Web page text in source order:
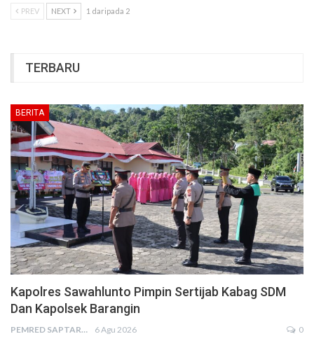
PREV NEXT 1 daripada 2
TERBARU
BERITA
Kapolres Sawahlunto Pimpin Sertijab Kabag SDM
Dan Kapolsek Barangin
PEMRED SAPTARIUS 6 Agu 2026 0